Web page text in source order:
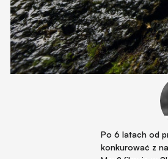
Po 6 latach od
konkurować z